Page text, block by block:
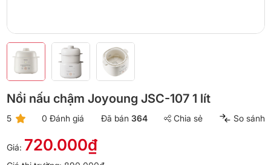
Nồi nấu chậm Joyoung JSC-107 1 lít
5 0 Đánh giá Đã bán 364 Chia sẻ So sánh
Giá: 720.000₫